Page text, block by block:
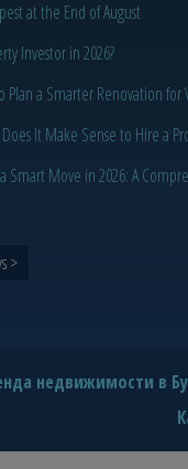
at the End of August
Investor in 2026?
a Smarter Renovation for
It Make Sense to Hire a
Smart Move in 2026: A
>
недвижимости в